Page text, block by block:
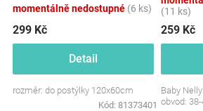
momentálně nedostupné (6 ks)
299 Kč
Detail
rozměr: do postýlky 120x60cm
Kód: 81373401
80/98
(11 ks)
259 Kč
Baby
obvod: